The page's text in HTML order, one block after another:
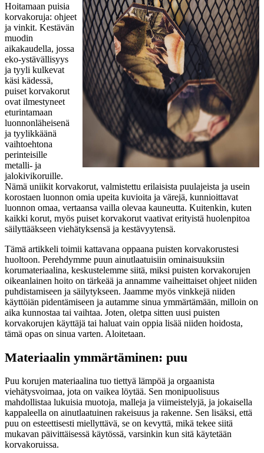
Hoitamaan puisia
korvakoruja: ohjeet
ja vinkit. Kestävän
muodin
aikakaudella, jossa
eko-ystävällisyys
ja tyyli kulkevat
käsi kädessä,
puiset korvakorut
ovat ilmestyneet
eturintamaan
luonnonläheisenä
ja tyylikkäänä
vaihtoehtona
perinteisille
metalli- ja
jalokivikoruille.
Nämä uniikit korvakorut, valmistettu erilaisista puulajeista ja usein
korostaen luonnon omia upeita kuvioita ja värejä, kunnioittavat
luonnon omaa, vertaansa vailla olevaa kauneutta. Kuitenkin, kuten
kaikki korut, myös puiset korvakorut vaativat erityistä huolenpitoa
säilyttääkseen viehätyksensä ja kestävyytensä.
Tämä artikkeli toimii kattavana oppaana puisten korvakorustesi
huoltoon. Perehdymme puun ainutlaatuisiin ominaisuuksiin
korumateriaalina, keskustelemme siitä, miksi puisten korvakorujen
oikeanlainen hoito on tärkeää ja annamme vaiheittaiset ohjeet niiden
puhdistamiseen ja säilytykseen. Jaamme myös vinkkejä niiden
käyttöiän pidentämiseen ja autamme sinua ymmärtämään, milloin on
aika kunnostaa tai vaihtaa. Joten, oletpa sitten uusi puisten
korvakorujen käyttäjä tai haluat vain oppia lisää niiden hoidosta,
tämä opas on sinua varten. Aloitetaan.
Materiaalin ymmärtäminen: puu
Puu korujen materiaalina tuo tiettyä lämpöä ja orgaanista
viehätysvoimaa, jota on vaikea löytää. Sen monipuolisuus
mahdollistaa lukuisia muotoja, malleja ja viimeistelyjä, ja jokaisella
kappaleella on ainutlaatuinen rakeisuus ja rakenne. Sen lisäksi, että
puu on esteettisesti miellyttävä, se on kevyttä, mikä tekee siitä
mukavan päivittäisessä käytössä, varsinkin kun sitä käytetään
korvakoruissa.